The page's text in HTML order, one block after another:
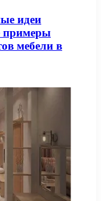
идеи
примеры
мебели в